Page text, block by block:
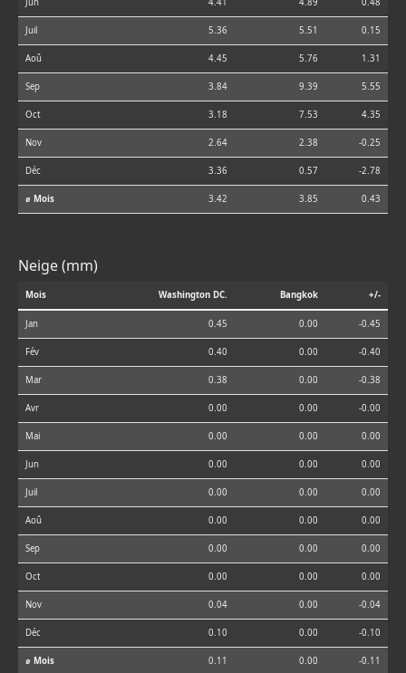
Jun 4.41 4.89 0.48
Juil 5.36 5.51 0.15
Aoû 4.45 5.76 1.31
Sep 3.84 9.39 5.55
Oct 3.18 7.53 4.35
Nov 2.64 2.38 -0.25
Déc 3.36 0.57 -2.78
⌀ Mois 3.42 3.85 0.43
Neige (mm)
Mois Washington DC. Bangkok +/-
Jan 0.45 0.00 -0.45
Fév 0.40 0.00 -0.40
Mar 0.38 0.00 -0.38
Avr 0.00 0.00 -0.00
Mai 0.00 0.00 0.00
Jun 0.00 0.00 0.00
Juil 0.00 0.00 0.00
Aoû 0.00 0.00 0.00
Sep 0.00 0.00 0.00
Oct 0.00 0.00 0.00
Nov 0.04 0.00 -0.04
Déc 0.10 0.00 -0.10
⌀ Mois 0.11 0.00 -0.11